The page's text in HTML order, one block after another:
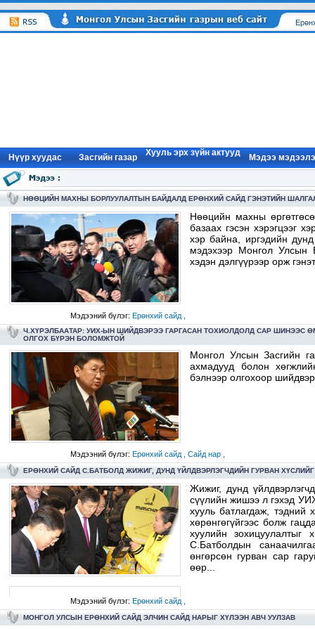
Нүүр xуудас Засгийн газар Хууль эрх зүйн актууд Мэдээ
НӨӨЦИЙН МАХНЫ БОРЛУУЛАЛТЫН БАЙДАЛД ЕРӨНХИЙ САЙД ГЭНЭТИЙН
Нөөцийн махны
базаах гэсэн хэрэгцээг
хэр байна, иргэдийн
мэдэхээр Монгол Улсын
хэдэн дэлгүүрээр орж
Мэдээний бүлэг: Ерөнхий сайд ,
Ч.ХҮРЭЛБААТАР: УИХ-ЫН ШИЙДВЭРЭЭ ГАРГАСАН ТОХИОЛДОЛД САР ШИНЭЭС
ОЛГОХ БҮРЭН БОЛОМЖТОЙ
Монгол Улсын Засгийн
ахмадууд болон
бэлнээр олгохоор
Мэдээний бүлэг: Ерөнхий сайд , Сайд нар ,
ЕРӨНХИЙ САЙД С.БАТБОЛД ЖИЖИГ, ДУНД ҮЙЛДВЭРЛЭГЧДИЙН ГУРВАН
Жижиг, дунд
сүүлийн жишээ л гэхэд
хууль батлагдаж, тэдний
хөрөнгөгүйгээс болж
хуулийн
С.Батболдын
өнгөрсөн гурван сар
өөр...
Мэдээний бүлэг: Ерөнхий сайд ,
МОНГОЛ УЛСЫН ЕРӨНХИЙ САЙД ЭЛЧИН САЙД НАРЫГ ХҮЛЭЭН АВЧ УУЛЗАВ